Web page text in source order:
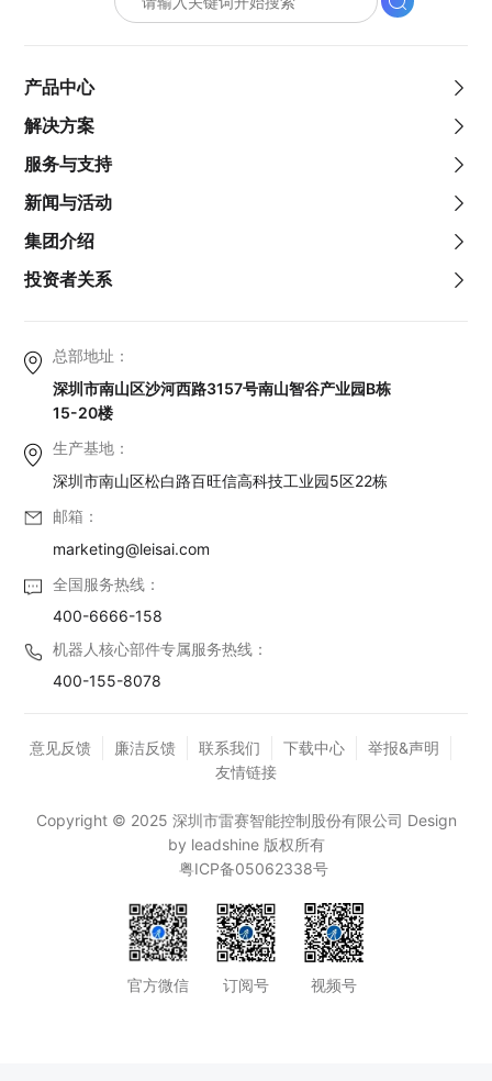
总部地址：
深圳市南山区沙河西路3157号南山智谷产业园B栋
15-20楼
生产基地：
深圳市南山区松白路百旺信高科技工业园5区22栋
邮箱：
marketing@leisai.com
全国服务热线：
400-6666-158
机器人核心部件专属服务热线：
400-155-8078
产品中心
解决方案
服务与支持
新闻与活动
集团介绍
投资者关系
意见反馈 廉洁反馈 联系我们 下载中心
举报&声明
友情链接
Copyright © 2025 深圳市雷赛智能控制股份有限公司 Design
by leadshine 版权所有
粤ICP备05062338号
官方微信 订阅号 视频号